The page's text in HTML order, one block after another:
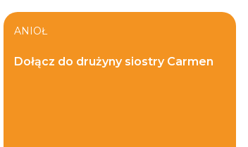
ANIOŁ
Dołącz do drużyny siostry Carmen